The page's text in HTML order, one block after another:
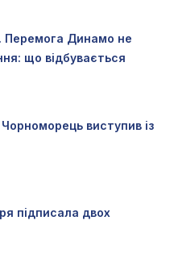
Перемога Динамо не
що відбувається
виступив із
підписала двох